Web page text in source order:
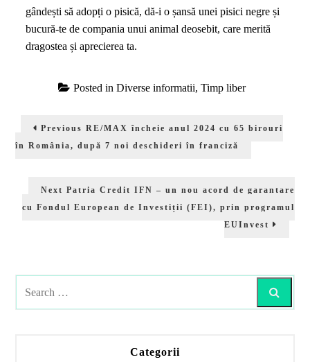
gândești să adopți o pisică, dă-i o șansă unei pisici negre și
bucură-te de compania unui animal deosebit, care merită
dragostea și aprecierea ta.
Posted in Diverse informatii, Timp liber
în
Previous Previous
RE/MAX încheie anul 2024 cu 65 birouri
în România, după 7 noi deschideri în franciză
Next Next
Patria Credit IFN – un nou acord de garantare
cu Fondul European de Investiții (FEI), prin programul
EUInvest
Categorii